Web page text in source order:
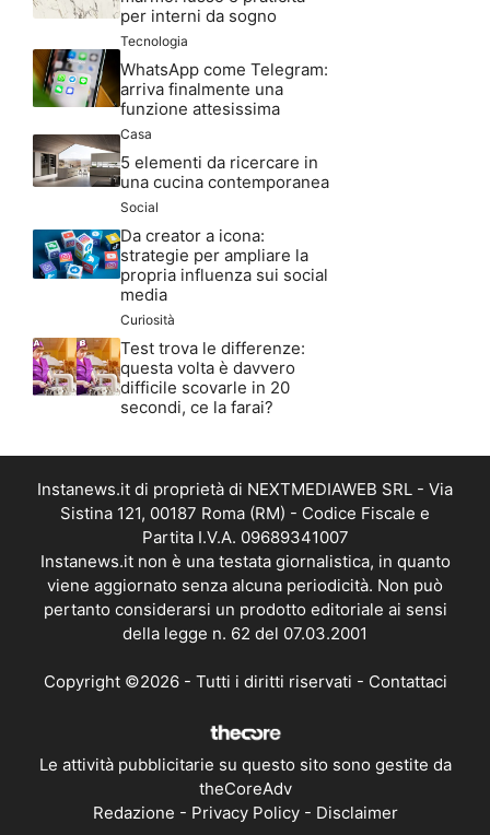
per interni da sogno
Tecnologia
WhatsApp come Telegram:
arriva finalmente una
funzione attesissima
Casa
5 elementi da ricercare in
una cucina contemporanea
Social
Da creator a icona:
strategie per ampliare la
propria influenza sui social
media
Curiosità
Test trova le differenze:
questa volta è davvero
difficile scovarle in 20
secondi, ce la farai?
Instanews.it di proprietà di NEXTMEDIAWEB SRL - Via
Sistina 121, 00187 Roma (RM) - Codice Fiscale e
Partita I.V.A. 09689341007
Instanews.it non è una testata giornalistica, in quanto
viene aggiornato senza alcuna periodicità. Non può
pertanto considerarsi un prodotto editoriale ai sensi
della legge n. 62 del 07.03.2001
Copyright ©2026 - Tutti i diritti riservati - Contattaci
Le attività pubblicitarie su questo sito sono gestite da
theCoreAdv
Redazione - Privacy Policy- Disclaimer